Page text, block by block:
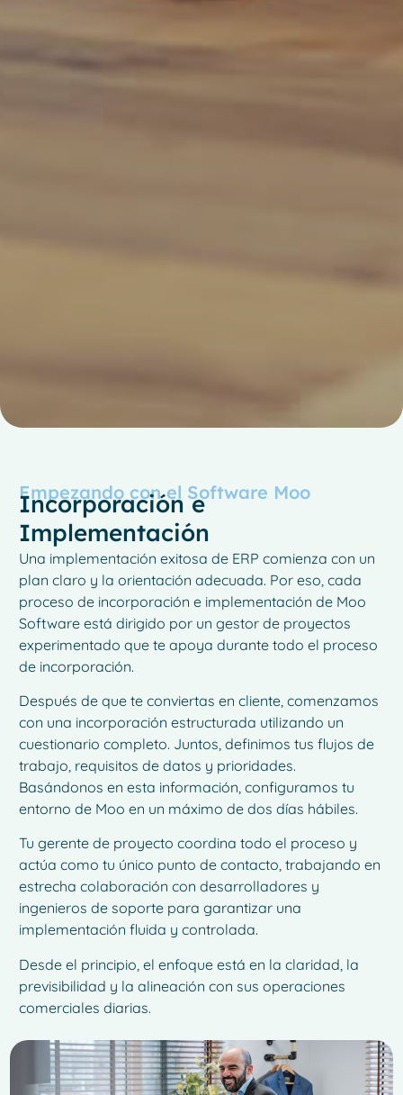
Empezando con el Software Moo
Incorporación e
Implementación
Una implementación exitosa de ERP comienza con un
plan claro y la orientación adecuada. Por eso, cada
proceso de incorporación e implementación de Moo
Software está dirigido por un gestor de proyectos
experimentado que te apoya durante todo el proceso
de incorporación.
Después de que te conviertas en cliente, comenzamos
con una incorporación estructurada utilizando un
cuestionario completo. Juntos, definimos tus flujos de
trabajo, requisitos de datos y prioridades.
Basándonos en esta información, configuramos tu
entorno de Moo en un máximo de dos días hábiles.
Tu gerente de proyecto coordina todo el proceso y
actúa como tu único punto de contacto, trabajando en
estrecha colaboración con desarrolladores y
ingenieros de soporte para garantizar una
implementación fluida y controlada.
Desde el principio, el enfoque está en la claridad, la
previsibilidad y la alineación con sus operaciones
comerciales diarias.